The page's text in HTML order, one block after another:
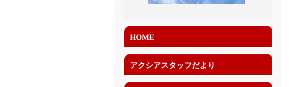
HOME
アクシアスタッフだより